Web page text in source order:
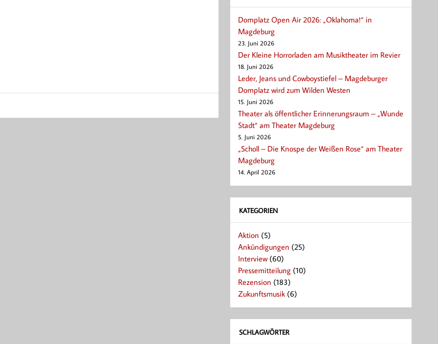
Domplatz Open Air 2026: „Oklahoma!“ in
Magdeburg
23. Juni 2026
Der Kleine Horrorladen am Musiktheater im Revier
18. Juni 2026
Leder, Jeans und Cowboystiefel – Magdeburger
Domplatz wird zum Wilden Westen
15. Juni 2026
Theater als öffentlicher Erinnerungsraum – „Wunde
Stadt“ am Theater Magdeburg
5. Juni 2026
„Scholl – Die Knospe der Weißen Rose“ am Theater
Magdeburg
14. April 2026
KATEGORIEN
Aktion (5)
Ankündigungen (25)
Interview(60)
Pressemitteilung (10)
Rezension (183)
Zukunftsmusik (6)
SCHLAGWÖRTER